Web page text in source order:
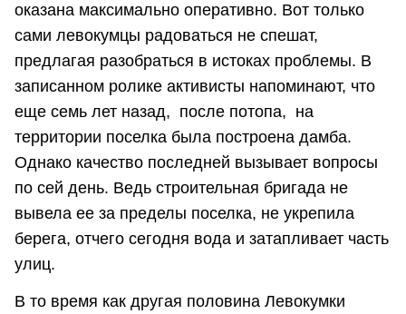
оказана максимально оперативно. Вот только
сами левокумцы радоваться не спешат,
предлагая разобраться в истоках проблемы. В
записанном ролике активисты напоминают, что
еще семь лет назад, после потопа, на
территории поселка была построена дамба.
Однако качество последней вызывает вопросы
по сей день. Ведь строительная бригада не
вывела ее за пределы поселка, не укрепила
берега, отчего сегодня вода и затапливает часть
улиц.
В то время как другая половина Левокумки